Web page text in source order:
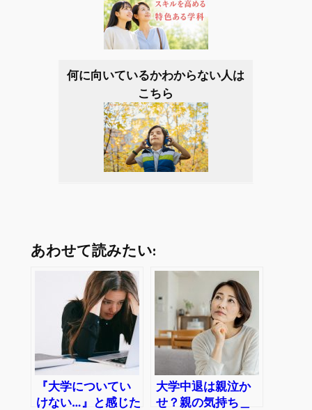
何に向いているかわからない人は
こちら
あわせて読みたい:
『大学についてい
けない…』と感じた
大学中退は親泣か
せ？親の気持ち＿